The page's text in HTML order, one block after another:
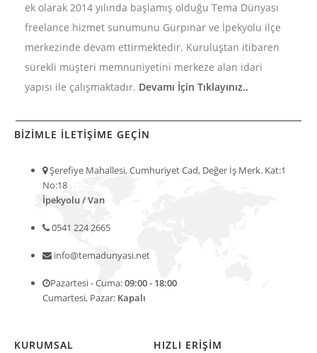
ek olarak 2014 yılında başlamış olduğu Tema Dünyası
freelance hizmet sunumunu Gürpınar ve İpekyolu ilçe
merkezinde devam ettirmektedir. Kuruluştan itibaren
sürekli müşteri memnuniyetini merkeze alan idari
yapısı ile çalışmaktadır. Devamı İçin Tıklayınız..
BİZİMLE İLETİŞİME GEÇİN
Şerefiye Mahallesi, Cumhuriyet Cad, Değer İş Merk. Kat:1
No:18
İpekyolu / Van
0541 224 2665
info@temadunyasi.net
Pazartesi - Cuma:09:00 - 18:00
Cumartesi, Pazar: Kapalı
KURUMSAL HIZLI ERİŞİM